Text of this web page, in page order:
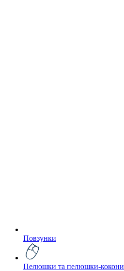
Повзунки
Пелюшки та пелюшки-кокони